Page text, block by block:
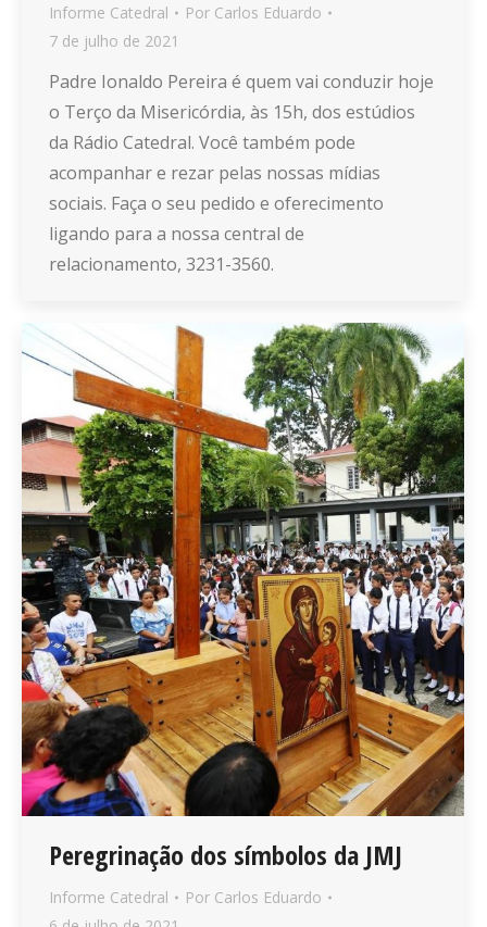
Informe Catedral Por Carlos Eduardo
7 de julho de 2021
Padre Ionaldo Pereira é quem vai conduzir hoje
o Terço da Misericórdia, às 15h, dos estúdios
da Rádio Catedral. Você também pode
acompanhar e rezar pelas nossas mídias
sociais. Faça o seu pedido e oferecimento
ligando para a nossa central de
relacionamento, 3231-3560.
Peregrinação dos símbolos da JMJ
Informe Catedral Por Carlos Eduardo